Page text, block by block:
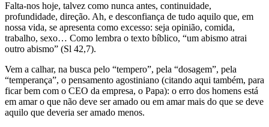
Falta-nos hoje, talvez como nunca antes, continuidade,
profundidade, direção. Ah, e desconfiança de tudo aquilo que, em
nossa vida, se apresenta como excesso: seja opinião, comida,
trabalho, sexo… Como lembra o texto bíblico, “um abismo atrai
outro abismo” (Sl 42,7).
Vem a calhar, na busca pelo “tempero”, pela “dosagem”, pela
“temperança”, o pensamento agostiniano (citando aqui também, para
ficar bem com o CEO da empresa, o Papa): o erro dos homens está
em amar o que não deve ser amado ou em amar mais do que se deve
aquilo que deveria ser amado menos.